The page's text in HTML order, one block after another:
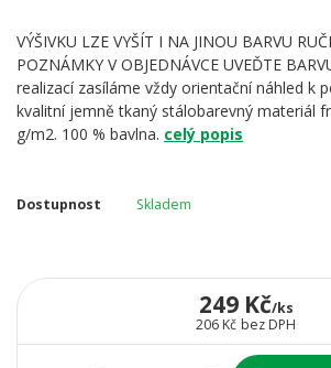
VÝŠIVKU LZE VYŠÍT I NA JINOU BARVU
POZNÁMKY V OBJEDNÁVCE UVEĎTE
realizací zasíláme vždy orientační náhled k
kvalitní jemně tkaný stálobarevný materiál
g/m2. 100 % bavlna. celý popis
Dostupnost Skladem
249 Kč/ks
206 Kč bez DPH